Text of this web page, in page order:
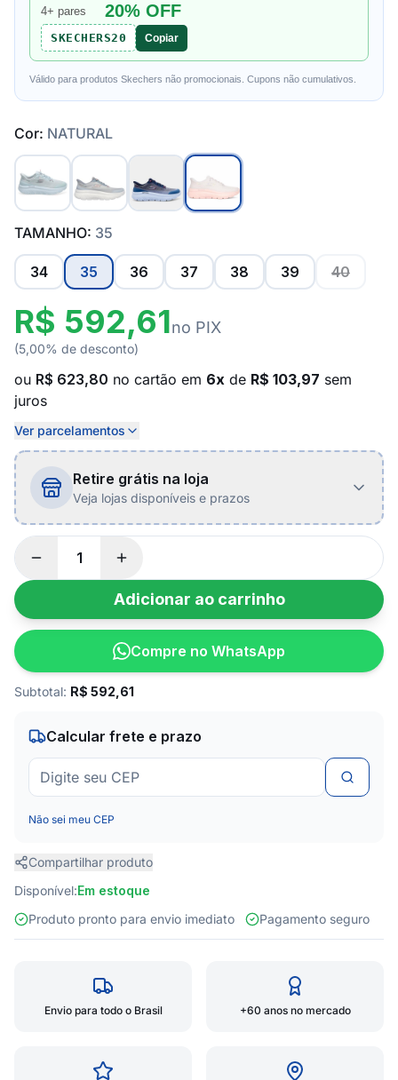
4+ pares 20% OFF
SKECHERS20 Copiar
Válido para produtos Skechers não promocionais. Cupons não cumulativos.
Cor: NATURAL
TAMANHO: 35
34 35 36 37 38 39 40
R$ 592,61no PIX
(5,00% de desconto)
ou R$ 623,80 no cartão em 6x de R$ 103,97 sem
juros
Ver parcelamentos
Retire grátis na loja
Veja lojas disponíveis e prazos
Adicionar ao carrinho
Compre no WhatsApp
Subtotal: R$ 592,61
Calcular frete e prazo
Não sei meu CEP
Compartilhar produto
Disponível:Em estoque
Produto pronto para envio imediato
Pagamento seguro
Envio para todo o Brasil +60 anos no mercado